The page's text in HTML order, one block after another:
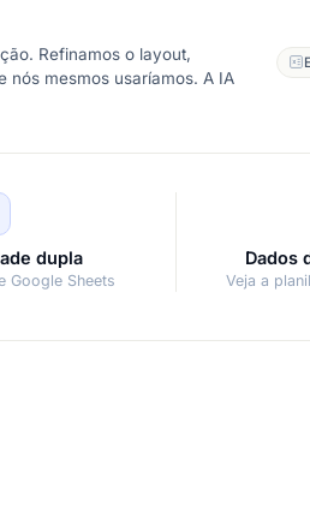
Refinamos o layout,
nós mesmos usaríamos. A IA
dupla
Google Sheets
Dados
Veja a